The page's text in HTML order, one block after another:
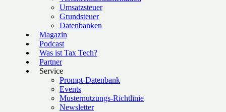
Umsatzsteuer
Grundsteuer
Datenbanken
Magazin
Podcast
Was ist Tax Tech?
Partner
Service
Prompt-Datenbank
Events
Musternutzungs-Richtlinie
Newsletter